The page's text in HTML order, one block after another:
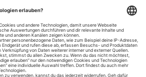
Impressum
Einstellungen